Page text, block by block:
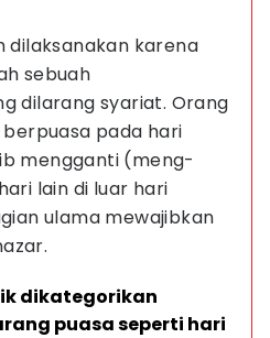
dilaksanakan karena
sebuah
dilarang syariat. Orang
pada hari
mengganti (meng-
lain di luar hari
ulama mewajibkan
dikategorikan
puasa seperti hari